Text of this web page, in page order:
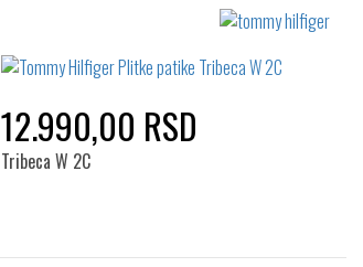
Izaberi željeni broj:
12.990,00 RSD
Tribeca W 2C